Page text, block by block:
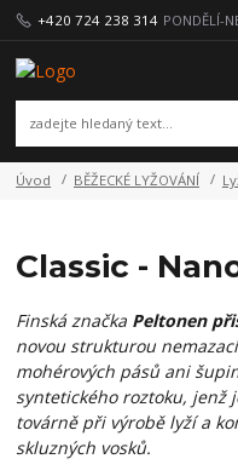
+420 724 238 314 PONDĚLÍ-
Úvod BĚŽECKÉ LYŽOVÁNÍ
Classic -
Finská značka Peltonen
novou strukturou
mohérových pásů ani
syntetického roztoku, jenž
továrně při výrobě lyží a
skluzných vosků.